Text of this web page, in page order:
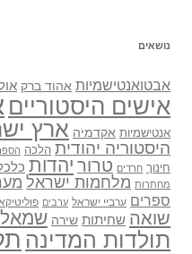
נושאים
אבטואנטישמיות אהוד ברק
אישים היסטוריים
אנטישמיות אקדמיה ארץ
היסטוריה יהודית הלכה
חינוך חרדים טרור יהדות
מחתרות מלחמות ישראל
ספרים ערביי ישראל ערבים
שואה שחיתות שירה
תולדות המדינה